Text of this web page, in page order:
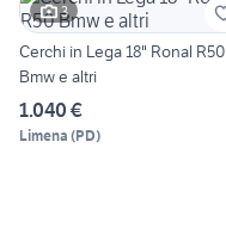
3
Cerchi in Lega 18" Ronal R50
Bmw e altri
1.040 €
Limena (PD)